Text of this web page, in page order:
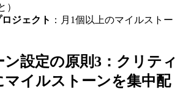
）
ジェクト ：月1個以上のマイルストー
設定の原則3：クリティ
マイルストーンを集中配